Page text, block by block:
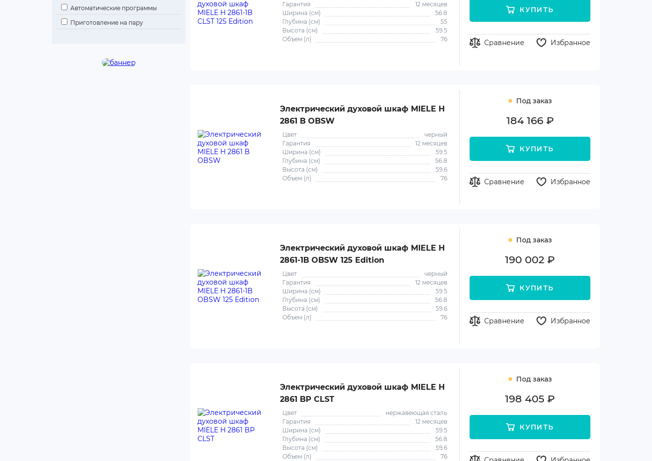
Гарантия
12 месяцев
Ширина (см)
56.8
Глубина (см)
55
Высота (см)
59.5
Объем (л)
76 Сравнение Избранное
КУПИТЬ
Электрический духовой шкаф MIELE H
2861 B OBSW
Цвет
черный
Гарантия
12 месяцев
Ширина (см)
59.5
Глубина (см)
56.8
Высота (см)
59.6
Объем (л)
76
Под заказ
184 166 ₽
Сравнение Избранное
КУПИТЬ
Электрический духовой шкаф MIELE H
2861-1B OBSW 125 Edition
Цвет
черный
Гарантия
12 месяцев
Ширина (см)
59.5
Глубина (см)
56.8
Высота (см)
59.6
Объем (л)
76
Под заказ
190 002 ₽
Сравнение Избранное
КУПИТЬ
Электрический духовой шкаф MIELE H
2861 BP CLST
Цвет
нержавеющая сталь
Гарантия
12 месяцев
Ширина (см)
59.5
Глубина (см)
56.8
Высота (см)
59.6
Объем (л)
76
Под заказ
198 405 ₽
КУПИТЬ
Автоматические программы
Приготовление на пару